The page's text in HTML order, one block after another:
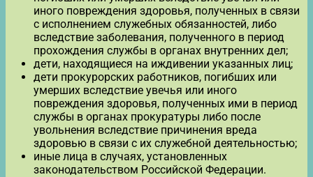
иного повреждения здоровья, полученных в связи
с исполнением служебных обязанностей, либо
вследствие заболевания, полученного в период
прохождения службы в органах внутренних дел;
дети, находящиеся на иждивении указанных лиц;
дети прокурорских работников, погибших или
умерших вследствие увечья или иного
повреждения здоровья, полученных ими в период
службы в органах прокуратуры либо после
увольнения вследствие причинения вреда
здоровью в связи с их служебной деятельностью;
иные лица в случаях, установленных
законодательством Российской Федерации.